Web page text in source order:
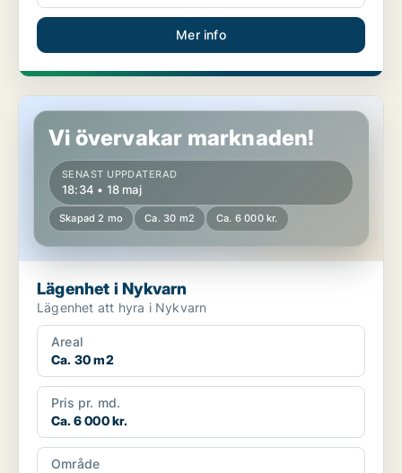
Mer info
Lägenhet i Nykvarn
Vi övervakar marknaden!
SENAST UPPDATERAD
18:34 • 18 maj
Skapad 2 mo Ca. 30 m2 Ca. 6 000 kr.
Lägenhet i Nykvarn
Lägenhet att hyra i Nykvarn
Areal
Ca. 30 m2
Pris pr. md.
Ca. 6 000 kr.
Område